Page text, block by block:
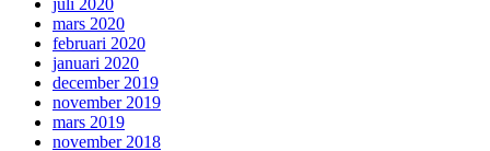
juli 2020
mars 2020
februari 2020
januari 2020
december 2019
november 2019
mars 2019
november 2018